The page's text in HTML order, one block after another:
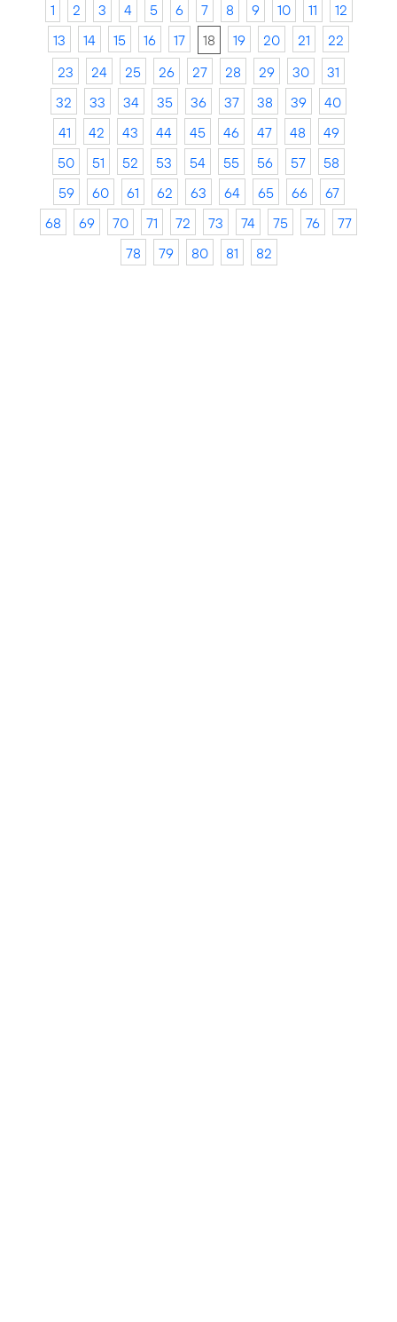
1 2 3 4 5 6 7 8 9 10 11
12
13
14 15 16 17 18 19 20 21
22
23
24 25 26 27 28 29 30
31
32
33 34 35 36 37 38 39
40
41
42 43 44 45 46 47 48
49
50
51 52 53 54 55 56 57
58
59
60 61 62 63 64 65 66
67
68
69 70 71 72 73 74 75 76
77
78
79 80 81 82